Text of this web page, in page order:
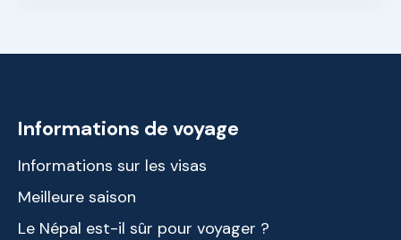
Informations de voyage
Informations sur les visas
Meilleure saison
Le Népal est-il sûr pour voyager ?